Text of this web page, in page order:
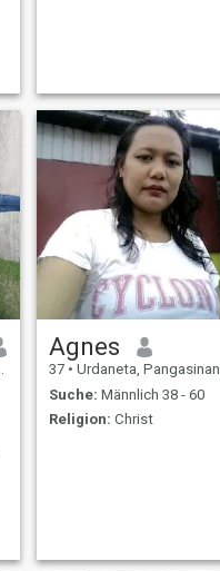
Agnes
37 • Urdaneta, Pangasinan, Philippinen
Suche: Männlich 38 - 60
Religion: Christ